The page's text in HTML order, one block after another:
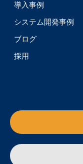
導入事例
システム開発事例
ブログ
採用